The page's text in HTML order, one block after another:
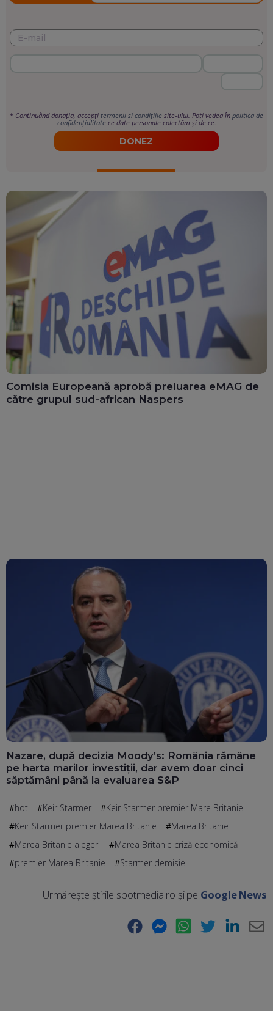
* Continuând donația, accepți termenii si condițiile site-ului. Poți vedea în politica de
confidențialitate ce date personale colectăm și de ce.
DONEZ
Comisia Europeană aprobă preluarea eMAG de
către grupul sud-african Naspers
Nazare, după decizia Moody’s: România rămâne
pe harta marilor investiții, dar avem doar cinci
săptămâni până la evaluarea S&P
hot Keir Starmer
Keir Starmer premier Mare Britanie
Keir Starmer premier Marea Britanie
Marea Britanie
Marea Britanie alegeri
Marea Britanie criză economică
premier Marea Britanie
Starmer demisie
Urmărește știrile spotmedia.ro și pe Google News
Facebook Messenger WhatsApp Twitter LinkedIn